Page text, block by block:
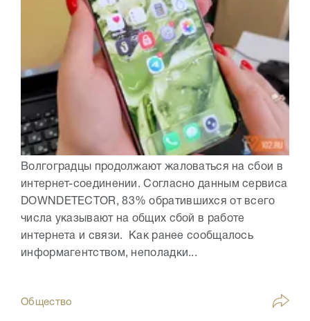
Волгоградцы продолжают жаловаться на сбои в
интернет-соединении. Согласно данным сервиса
DOWNDETECTOR, 83% обратившихся от всего
числа указывают на общих сбой в работе
интернета и связи. Как ранее сообщалось
информагентством, неполадки...
Общество